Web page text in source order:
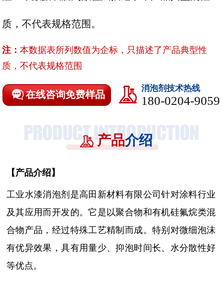
质，不代表规格范围。
注：本数据表所列数值为企标，只描述了产品典型性
质，不代表规格范围
在线咨询免费样品
消泡剂技术热线
180-0204-9059
产品介绍
【产品介绍】
工业水漆消泡剂是高田新材料有限公司针对涂料行业
及其应用而开发的。它是以聚合物和有机硅氟烷类混
合物产品，经过特殊工艺精制而成。特别对微细泡沫
有优异效果，具有用量少、抑泡时间长、水分散性好
等优点。